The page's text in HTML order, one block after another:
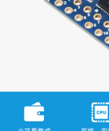
1.75寸触摸屏A
1.47寸LCD带
排针
1.47寸LCD U
SB接口